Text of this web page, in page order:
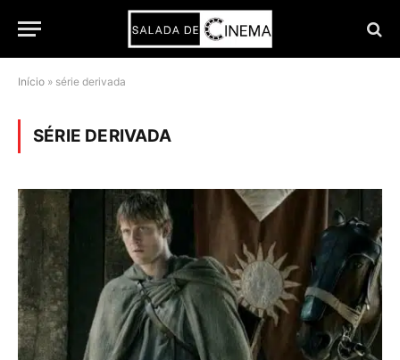
Início » série derivada
SÉRIE DERIVADA